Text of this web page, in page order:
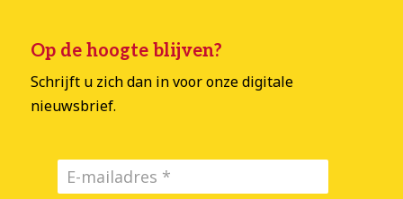
Op de hoogte blijven?
Schrijft u zich dan in voor onze digitale
nieuwsbrief.